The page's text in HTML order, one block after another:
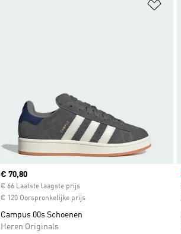
Current price
€ 70,80
€ 66 Laatste laagste prijs
€ 120 Oorspronkelijke prijs
Campus 00s Schoenen
Heren Originals